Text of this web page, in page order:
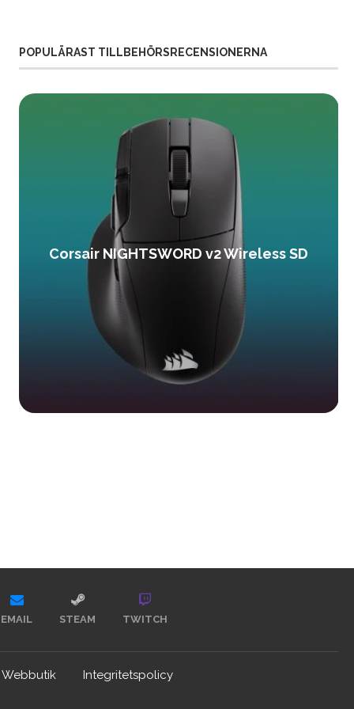
POPULÄRAST TILLBEHÖRSRECENSIONERNA
Corsair NIGHTSWORD v2 Wireless SD
EMAIL STEAM TWITCH
Webbutik Integritetspolicy